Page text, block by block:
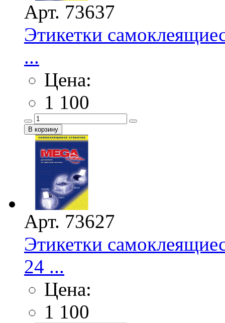
Арт. 73637
Этикетки
...
Цена:
1 100
Арт. 73627
Этикетки
24 ...
Цена:
1 100